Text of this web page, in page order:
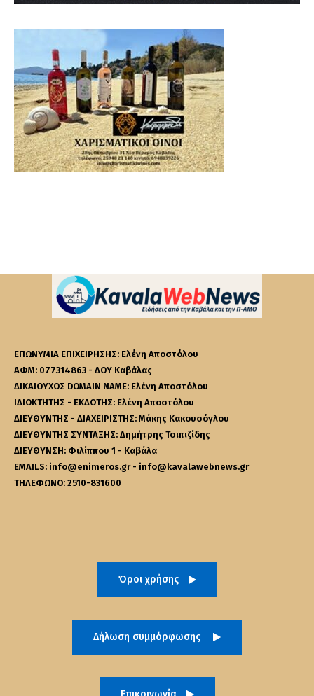
ΕΠΩΝΥΜΙΑ ΕΠΙΧΕΙΡΗΣΗΣ: Ελένη Αποστόλου
ΑΦΜ: 077314863 - ΔΟΥ Καβάλας
ΔΙΚΑΙΟΥΧΟΣ DOMAIN NAME: Ελένη Αποστόλου
ΙΔΙΟΚΤΗΤΗΣ - ΕΚΔΟΤΗΣ: Ελένη Αποστόλου
ΔΙΕΥΘΥΝΤΗΣ - ΔΙΑΧΕΙΡΙΣΤΗΣ: Μάκης Κακουσόγλου
ΔΙΕΥΘΥΝΤΗΣ ΣΥΝΤΑΞΗΣ: Δημήτρης Τσιπιζίδης
ΔΙΕΥΘΥΝΣΗ: Φιλίππου 1 - Καβάλα
EMAILS: info@enimeros.gr - info@kavalawebnews.gr
ΤΗΛΕΦΩΝΟ: 2510-831600
Όροι χρήσης
Δήλωση συμμόρφωσης